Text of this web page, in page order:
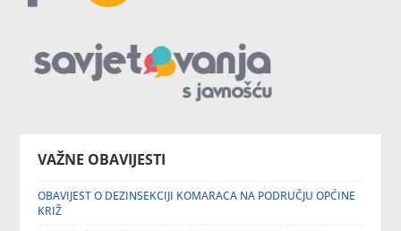
VAŽNE OBAVIJESTI
OBAVIJEST O DEZINSEKCIJI KOMARACA NA PODRUČJU OPĆINE
KRIŽ